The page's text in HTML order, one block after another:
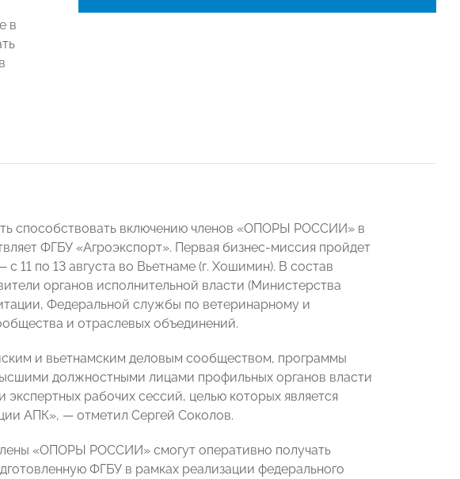
в
способствовать включению членов «ОПОРЫ РОССИИ» в
ФГБУ «Агроэкспорт». Первая бизнес-миссия пройдет
с 11 по 13 августа во Вьетнаме (г. Хошимин). В состав
органов исполнительной власти (Министерства
Федеральной службы по ветеринарному и
и отраслевых объединений.
и вьетнамским деловым сообществом, программы
должностными лицами профильных органов власти
рабочих сессий, целью которых является
АПК», — отметил Сергей Соколов.
«ОПОРЫ РОССИИ» смогут оперативно получать
ФГБУ в рамках реализации федерального